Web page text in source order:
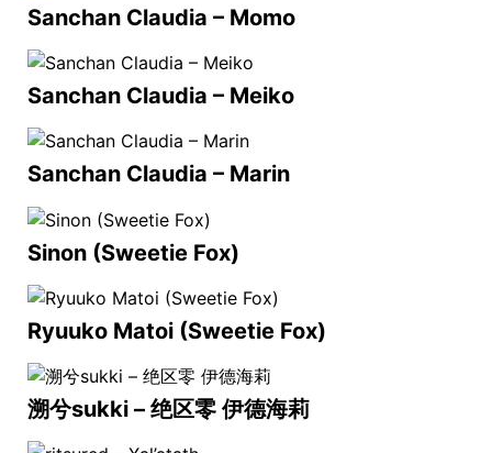
Sanchan Claudia – Momo
Sanchan Claudia – Meiko
Sanchan Claudia – Marin
Sinon (Sweetie Fox)
Ryuuko Matoi (Sweetie Fox)
溯兮sukki – 绝区零 伊德海莉